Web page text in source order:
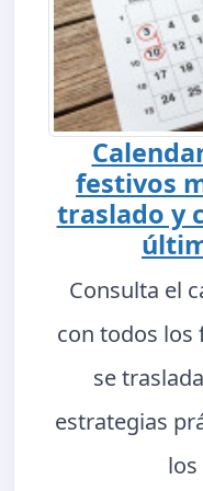
festivos
traslado y
Consulta el
con todos los
se
estrategias